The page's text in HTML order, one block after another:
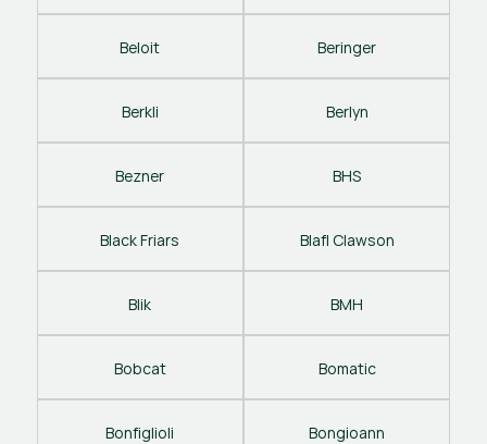
Beloit Beringer
Berkli Berlyn
Bezner BHS
Black Friars Blafl Clawson
Blik BMH
Bobcat Bomatic
Bonfiglioli Bongioann